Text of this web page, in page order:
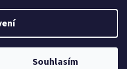
Souhlasím
. Všechna práva vyhrazena.
cookies